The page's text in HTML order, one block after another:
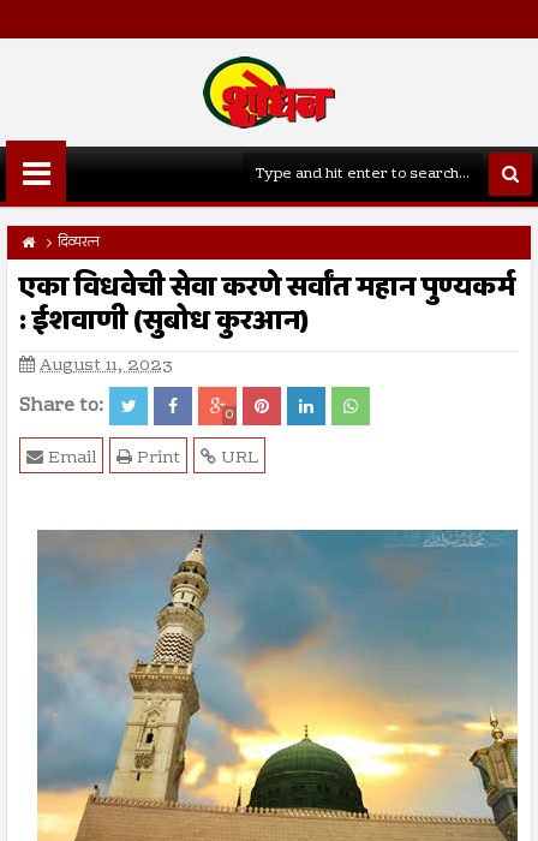
दिव्यरत्न
एका विधवेची सेवा करणे सर्वांत महान पुण्यकर्म
: ईशवाणी (सुबोध कुरआन)
August 11, 2023
Share to: 0
URL
Print
Email